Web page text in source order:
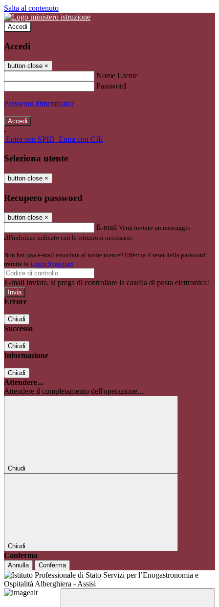
Salta al contenuto
Accedi
Accedi
button close ×
Nome Utente
Password
Password dimenticata?
-
Entra con SPID Entra con CIE
Seleziona utente
button close ×
Recupero password
button close ×
E-mail Verrà inviato un messaggio
all'indirizzo indicato con le istruzioni necessarie.
Non hai una e-mail associata al nome utente? Effettua il reset della password
tramite la Login Spaggiari
E-mail inviata, si prega di controllare la casella di posta elettronica!
Errore
Chiudi
Successo
Chiudi
Informazione
Chiudi
Attendere...
Attendere il completamento dell'operazione...
Chiudi
Chiudi
Conferma
Annulla Conferma